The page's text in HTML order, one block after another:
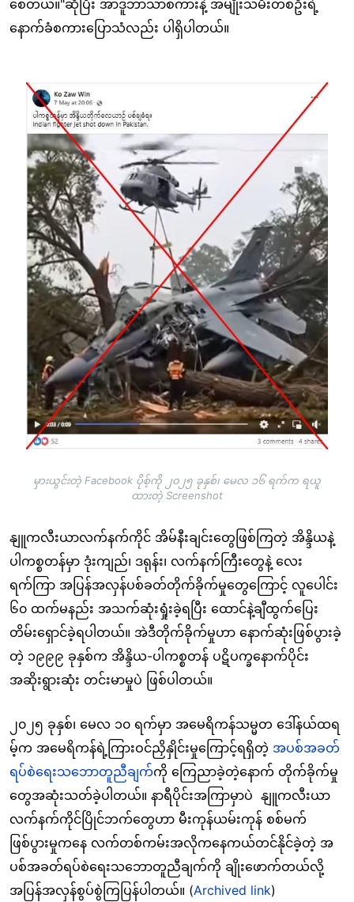
စေတယ်။"ဆိုပြီး အာဒူဘာသာစကားနဲ့ အမျိုးသမီးတစ်ဦးရဲ့
နောက်ခံစကားပြောသံလည်း ပါရှိပါတယ်။
Image
မှားယွင်းတဲ့ Facebook ပိုစ့်ကို ၂၀၂၅ ခုနှစ်၊ မေလ ၁၆ ရက်က ရယူ
ထားတဲ့ Screenshot
နျူကလီးယာလက်နက်ကိုင် အိမ်နီးချင်းတွေဖြစ်ကြတဲ့ အိန္ဒိယနဲ့
ပါကစ္စတန်မှာ ဒုံးကျည်၊ ဒရုန်း၊ လက်နက်ကြီးတွေနဲ့ လေး
ရက်ကြာ အပြန်အလှန်ပစ်ခတ်တိုက်ခိုက်မှုတွေကြောင့် လူပေါင်း
၆၀ ထက်မနည်း အသက်ဆုံးရှုံးခဲ့ရပြီး ထောင်နဲ့ချီထွက်ပြေး
တိမ်းရှောင်ခဲ့ရပါတယ်။ အဲဒီတိုက်ခိုက်မှုဟာ နောက်ဆုံးဖြစ်ပွားခဲ့
တဲ့ ၁၉၉၉ ခုနှစ်က အိန္ဒိယ-ပါကစ္စတန် ပဋိပက္ခနောက်ပိုင်း
အဆိုးရွားဆုံး တင်းမာမှုပဲ ဖြစ်ပါတယ်။
၂၀၂၅ ခုနှစ်၊ မေလ ၁၀ ရက်မှာ အမေရိကန်သမ္မတ ဒေါ်နယ်ထရ
မ့်က အမေရိကန်ရဲ့ကြားဝင်ညှိနှိုင်းမှုကြောင့်ရရှိတဲ့ အပစ်အခတ်
ရပ်စဲရေးသဘောတူညီချက်ကို ကြေညာခဲ့တဲ့နောက် တိုက်ခိုက်မှု
တွေအဆုံးသတ်ခဲ့ပါတယ်။ နာရီပိုင်းအကြာမှာပဲ နျူကလီးယာ
လက်နက်ကိုင်ပြိုင်ဘက်တွေဟာ မီးကုန်ယမ်းကုန် စစ်မက်
ဖြစ်ပွားမှုကနေ လက်တစ်ကမ်းအလိုကနေကယ်တင်နိုင်ခဲ့တဲ့ အ
ပစ်အခတ်ရပ်စဲရေးသဘောတူညီချက်ကို ချိုးဖောက်တယ်လို့
အပြန်အလှန်စွပ်စွဲကြပြန်ပါတယ်။ (Archived link)